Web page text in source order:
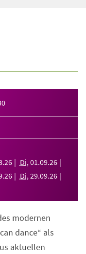
.26 Di, 01 .09.26
.26 Di, 29.09.26
modernen
dance“ als
aktuellen